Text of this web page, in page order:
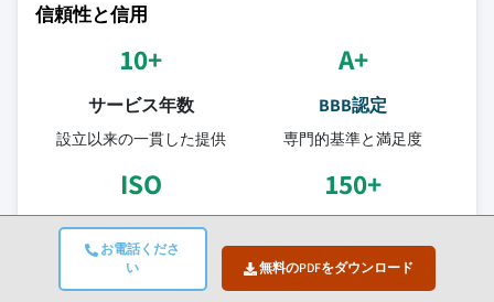
お電話くださ
い
無料のPDFをダウンロード
信頼性と信用
10+
サービス年数
設立以来の一貫した提供
A+
BBB認定
専門的基準と満足度
ISO
認定品質
ISO 9001-2015認証企業
150+
10以上の業界分野